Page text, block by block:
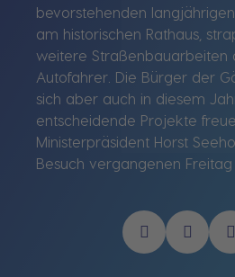
bevorstehenden
am historischen Rathaus,
weitere Straßenbauarbeiten
Autofahrer. Die Bürger der
sich aber auch in diesem
entscheidende Projekte
Ministerpräsident Horst
Besuch vergangenen